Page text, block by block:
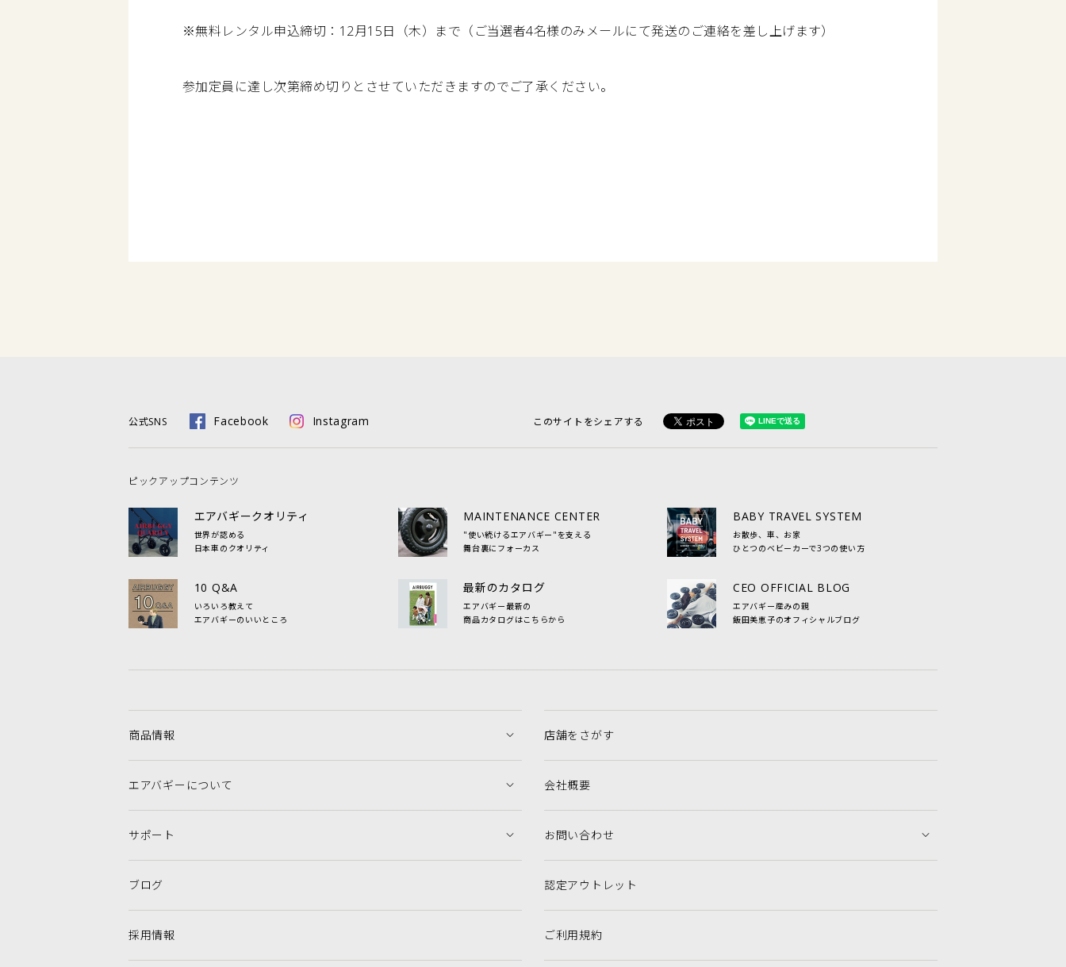
※無料レンタル申込締切：12月15日（木）まで（ご当選者4名様のみメールにて発送のご連絡を差し上げます）
参加定員に達し次第締め切りとさせていただきますのでご了承ください。
公式SNS Facebook Instagram このサイトをシェアする
ピックアップコンテンツ
エアバギークオリティ
世界が認める
日本車のクオリティ
MAINTENANCE CENTER
"使い続けるエアバギー"を支える
舞台裏にフォーカス
BABY TRAVEL SYSTEM
お散歩、車、お家
ひとつのベビーカーで3つの使い方
10 Q&A
いろいろ教えて
エアバギーのいいところ
最新のカタログ
エアバギー最新の
商品カタログはこちらから
CEO OFFICIAL BLOG
エアバギー産みの親
飯田美恵子のオフィシャルブログ
商品情報
エアバギーについて
サポート
ブログ
採用情報
店舗をさがす
会社概要
お問い合わせ
認定アウトレット
ご利用規約